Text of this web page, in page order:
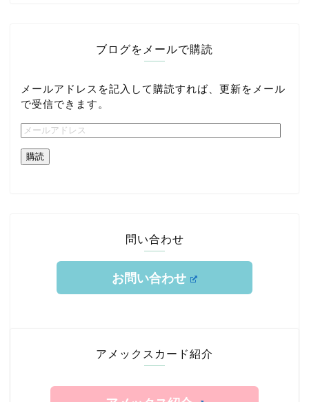
ブログをメールで購読
メールアドレスを記入して購読すれば、更新をメール
で受信できます。
購読
問い合わせ
お問い合わせ
アメックスカード紹介
ホーム